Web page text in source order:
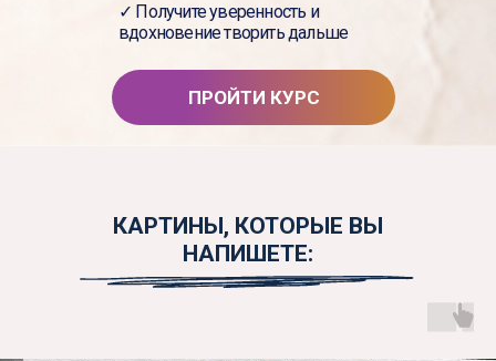
✓ Получите уверенность и
вдохновение творить дальше
ПРОЙТИ КУРС
КАРТИНЫ, КОТОРЫЕ ВЫ
НАПИШЕТЕ: